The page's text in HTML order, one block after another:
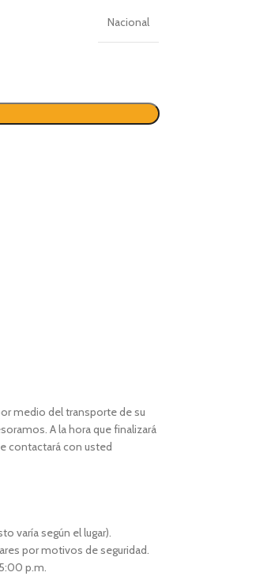
Nacional
medio del transporte de su
A la hora que finalizará
contactará con usted
varía según el lugar).
por motivos de seguridad.
p.m.